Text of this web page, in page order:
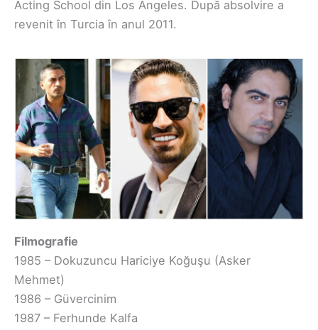
Acting School din Los Angeles. După absolvire a
revenit în Turcia în anul 2011.
Filmografie
1985 – Dokuzuncu Hariciye Koğuşu (Asker
Mehmet)
1986 – Güvercinim
1987 – Ferhunde Kalfa